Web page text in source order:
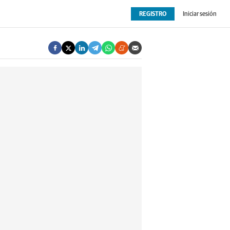
OPINIÓN EXTRAS
REGISTRO Iniciar sesión